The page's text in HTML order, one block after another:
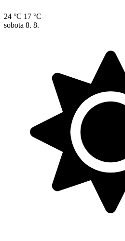
24 °C 17 °C
sobota 8. 8.